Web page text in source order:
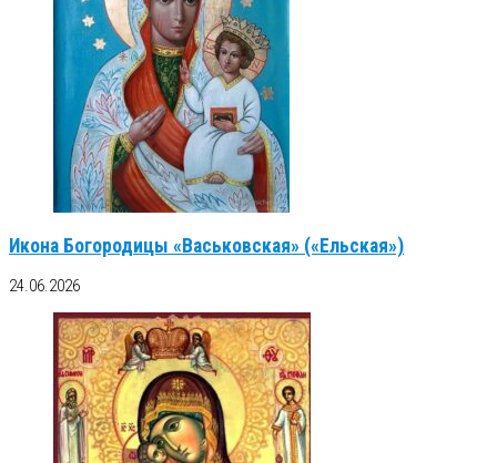
Икона Богородицы «Васьковская» («Ельская»)
24.06.2026